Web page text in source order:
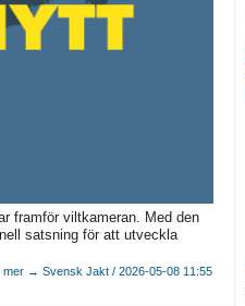
framför viltkameran. Med den
satsning för att utveckla
mer → Svensk Jakt / 2026-05-08 11:55